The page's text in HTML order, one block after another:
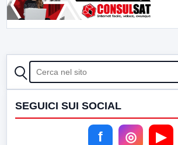
CERCA
SEGUICI SUI SOCIAL
f ◎ ▶